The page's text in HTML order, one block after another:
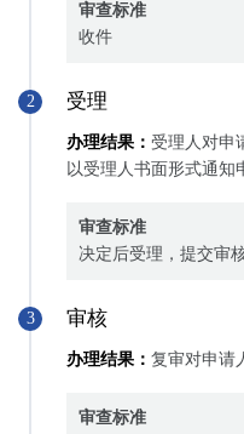
审查标准
收件
2 受理
办理结果： 受理人对申
以受理人书面形式通知
审查标准
决定后受理，提交审
3 审核
办理结果： 复审对申请
审查标准